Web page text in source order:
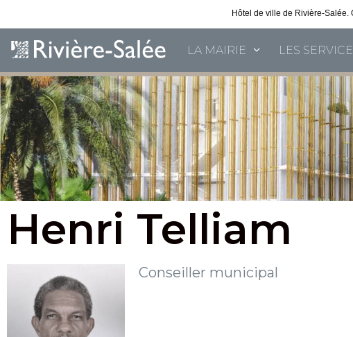
Hôtel de ville de Rivière-
LA MAIRIE LES
Henri Telliam
Conseiller municipal